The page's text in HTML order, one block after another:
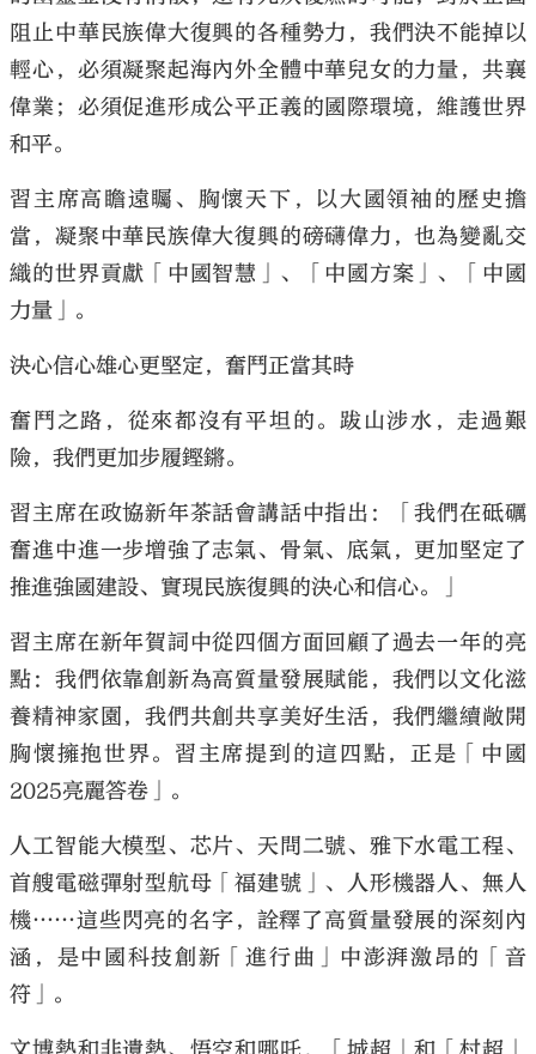
阻止中華民族偉大復興的各種勢力，我們決不能掉以
輕心，必須凝聚起海內外全體中華兒女的力量，共襄
偉業；必須促進形成公平正義的國際環境，維護世界
和平。
習主席高瞻遠矚、胸懷天下，以大國領袖的歷史擔
當，凝聚中華民族偉大復興的磅礴偉力，也為變亂交
織的世界貢獻「中國智慧」、「中國方案」、「中國
力量」。
決心信心雄心更堅定，奮鬥正當其時
奮鬥之路，從來都沒有平坦的。跋山涉水，走過艱
險，我們更加步履鏗鏘。
習主席在政協新年茶話會講話中指出：「我們在砥礪
奮進中進一步增強了志氣、骨氣、底氣，更加堅定了
推進強國建設、實現民族復興的決心和信心。」
習主席在新年賀詞中從四個方面回顧了過去一年的亮
點：我們依靠創新為高質量發展賦能，我們以文化滋
養精神家園，我們共創共享美好生活，我們繼續敞開
胸懷擁抱世界。習主席提到的這四點，正是「中國
2025亮麗答卷」。
人工智能大模型、芯片、天問二號、雅下水電工程、
首艘電磁彈射型航母「福建號」、人形機器人、無人
機……這些閃亮的名字，詮釋了高質量發展的深刻內
涵，是中國科技創新「進行曲」中澎湃激昂的「音
符」。